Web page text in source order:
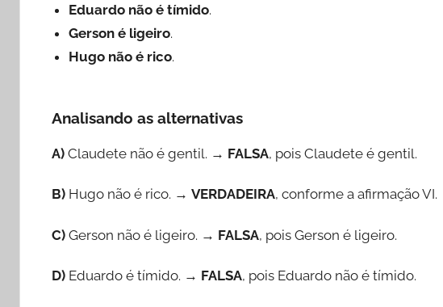
Eduardo não é tímido.
Gerson é ligeiro.
Hugo não é rico.
Analisando as alternativas
A) Claudete não é gentil. → FALSA, pois Claudete é gentil.
B) Hugo não é rico. → VERDADEIRA, conforme a afirmação VI.
C) Gerson não é ligeiro. → FALSA, pois Gerson é ligeiro.
D) Eduardo é tímido. → FALSA, pois Eduardo não é tímido.